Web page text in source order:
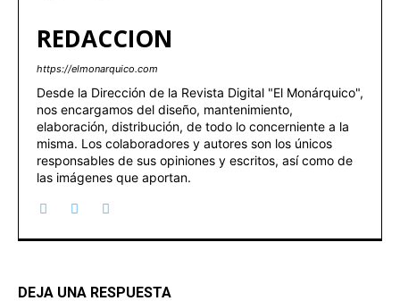
REDACCION
https://elmonarquico.com
Desde la Dirección de la Revista Digital "El Monárquico",
nos encargamos del diseño, mantenimiento,
elaboración, distribución, de todo lo concerniente a la
misma. Los colaboradores y autores son los únicos
responsables de sus opiniones y escritos, así como de
las imágenes que aportan.
DEJA UNA RESPUESTA